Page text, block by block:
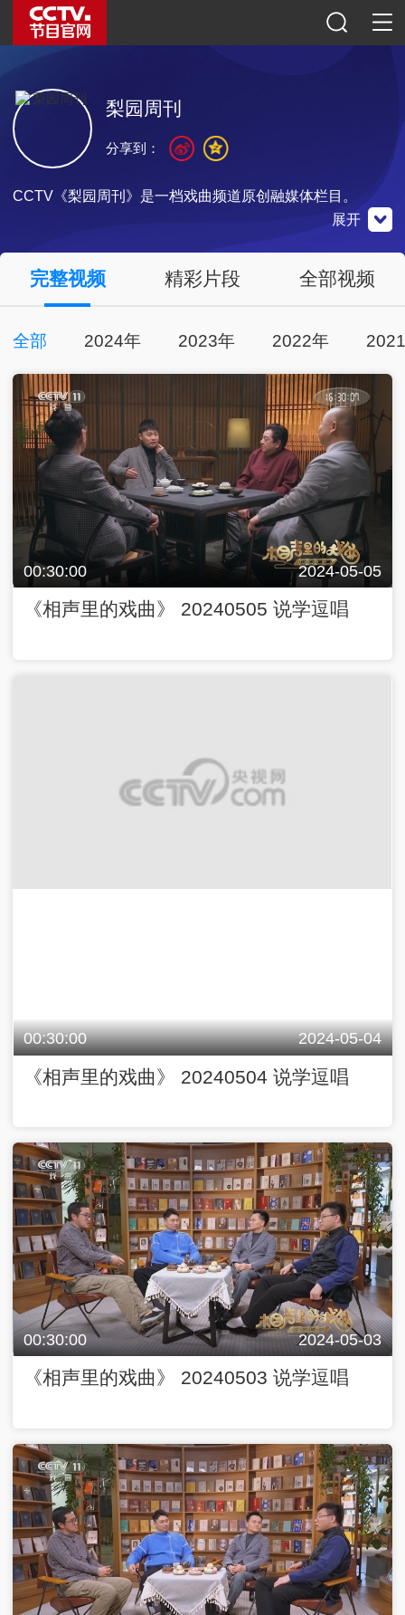
梨园周刊
CCTV《梨园周刊》是一档戏曲频道原创融媒体栏目。
央视影音
点击下载
展开
分享到：
完整视频 精彩片段 全部视频
全部 2024年 2023年 2022年
00:30:00 2024-05-05
《相声里的戏曲》 20240505 说学逗唱
00:30:00 2024-05-04
《相声里的戏曲》 20240504 说学逗唱
00:30:00 2024-05-03
《相声里的戏曲》 20240503 说学逗唱